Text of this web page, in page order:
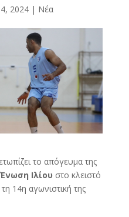
2024| Νέα
το απόγευμα της
Ένωση Ιλίου στο κλειστό
τη 14η αγωνιστική της